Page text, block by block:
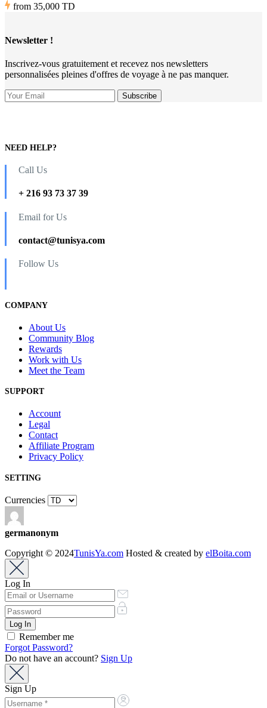
from 35,000 TD
Newsletter !
Inscrivez-vous gratuitement et recevez nos newsletters
personnalisées pleines d'offres de voyage à ne pas manquer.
NEED HELP?
Call Us
+ 216 93 73 37 39
Email for Us
contact@tunisya.com
Follow Us
COMPANY
About Us
Community Blog
Rewards
Work with Us
Meet the Team
SUPPORT
Account
Legal
Contact
Affiliate Program
Privacy Policy
SETTING
Currencies
germanonym
Copyright © 2024TunisYa.com Hosted & created by elBoita.com
Log In
Remember me
Forgot Password?
Do not have an account? Sign Up
Sign Up